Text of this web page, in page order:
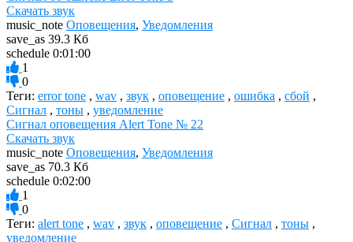
Скачать звук
music_note Оповещения, Уведомления
save_as 39.3 Кб
schedule 0:01:00
1
0
Теги: error tone , wav , звук , оповещение , ошибка , сбой ,
Сигнал , тоны , уведомление
Сигнал оповещения Alert Tone № 22
Скачать звук
music_note Оповещения, Уведомления
save_as 70.3 Кб
schedule 0:02:00
1
0
Теги: alert tone , wav , звук , оповещение , Сигнал , тоны ,
уведомление